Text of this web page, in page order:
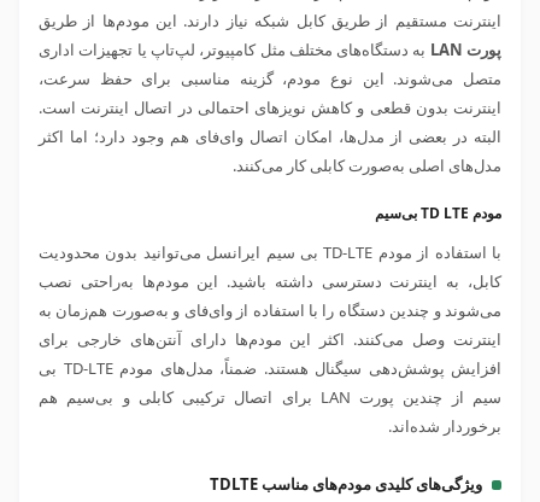
اینترنت مستقیم از طریق کابل شبکه نیاز دارند. این مودم‌ها از طریق
پورت LAN
به دستگاه‌های مختلف مثل کامپیوتر، لپ‌تاپ یا تجهیزات اداری
متصل می‌شوند. این نوع مودم، گزینه مناسبی برای حفظ سرعت،
اینترنت بدون قطعی و کاهش نویزهای احتمالی در اتصال اینترنت است.
البته در بعضی از مدل‌ها، امکان اتصال وای‌فای هم وجود دارد؛ اما اکثر
مدل‌های اصلی به‌صورت کابلی کار می‌کنند.
مودم TD LTE بی‌سیم
با استفاده از مودم TD-LTE بی سیم ایرانسل می‌توانید بدون محدودیت
کابل، به اینترنت دسترسی داشته باشید. این مودم‌ها به‌راحتی نصب
می‌شوند و چندین دستگاه را با استفاده از وای‌فای و به‌صورت هم‌زمان به
اینترنت وصل می‌کنند. اکثر این مودم‌ها دارای آنتن‌های خارجی برای
افزایش پوشش‌دهی سیگنال هستند. ضمناً، مدل‌های مودم TD-LTE بی
سیم از چندین پورت LAN برای اتصال ترکیبی کابلی و بی‌سیم هم
برخوردار شده‌اند.
ویژگی‌های کلیدی مودم‌های مناسب TDLTE